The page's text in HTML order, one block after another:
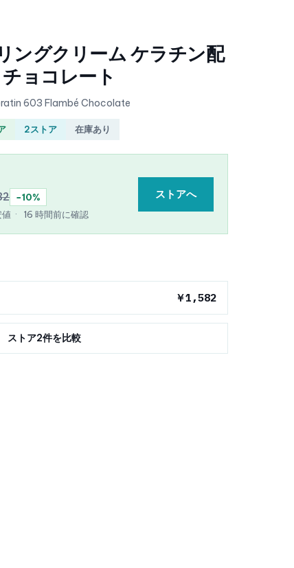
ングクリーム ケラチン配
ョコレート
603 Flambé Chocolate
2ストア 在庫あり
−10%
· 16 時間前に確認
ストアへ
￥1,582
ストア2件を比較